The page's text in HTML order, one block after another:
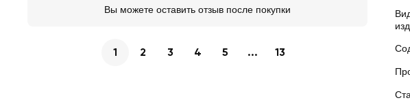
Вы можете оставить отзыв после покупки
1 2 3 4 5 ... 13